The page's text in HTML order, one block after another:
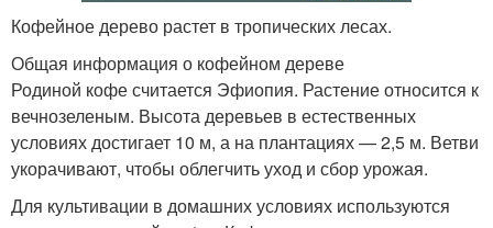
Кофейное дерево растет в тропических лесах.
Общая информация о кофейном дереве
Родиной кофе считается Эфиопия. Растение относится к
вечнозеленым. Высота деревьев в естественных
условиях достигает 10 м, а на плантациях — 2,5 м. Ветви
укорачивают, чтобы облегчить уход и сбор урожая.
Для культивации в домашних условиях используются